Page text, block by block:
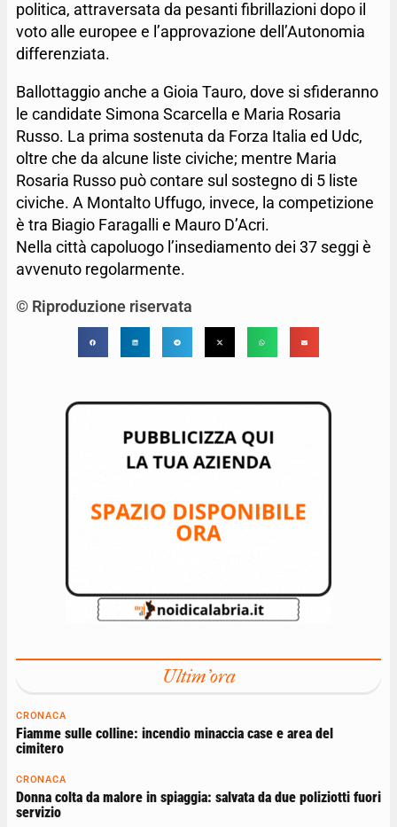
politica, attraversata da pesanti fibrillazioni dopo il
voto alle europee e l’approvazione dell’Autonomia
differenziata.
Ballottaggio anche a Gioia Tauro, dove si sfideranno
le candidate Simona Scarcella e Maria Rosaria
Russo. La prima sostenuta da Forza Italia ed Udc,
oltre che da alcune liste civiche; mentre Maria
Rosaria Russo può contare sul sostegno di 5 liste
civiche. A Montalto Uffugo, invece, la competizione
è tra Biagio Faragalli e Mauro D’Acri.
Nella città capoluogo l’insediamento dei 37 seggi è
avvenuto regolarmente.
© Riproduzione riservata
Ultim'ora
CRONACA
Fiamme sulle colline: incendio minaccia case e area del
cimitero
CRONACA
Donna colta da malore in spiaggia: salvata da due poliziotti fuori
servizio